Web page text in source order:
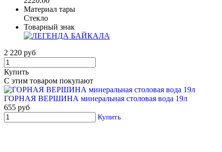
Материал тары
Стекло
Товарный знак
2 220 руб
Купить
С этим товаром покупают
ГОРНАЯ ВЕРШИНА минеральная столовая вода 19л
655 руб
Купить